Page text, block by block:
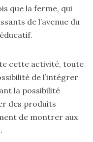
que la ferme, qui
de l’avenue du
cette activité, toute
de l’intégrer
la possibilité
des produits
de montrer aux